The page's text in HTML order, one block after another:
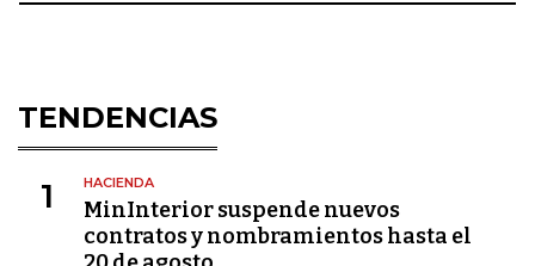
TENDENCIAS
1 HACIENDA
MinInterior suspende nuevos
contratos y nombramientos hasta el